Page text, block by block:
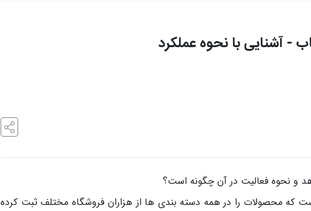
- آشنایی با نحوه عملکرد
و نحوه فعالیت در آن چگونه است؟
که محصولات را در همه دسته بندی ها از هزاران فروشگاه مختلف ثبت کرده